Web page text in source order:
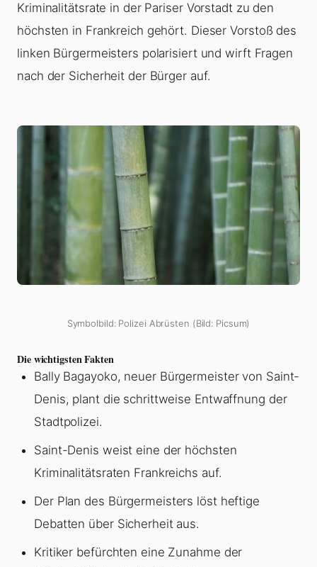
Kriminalitätsrate in der Pariser Vorstadt zu den
höchsten in Frankreich gehört. Dieser Vorstoß des
linken Bürgermeisters polarisiert und wirft Fragen
nach der Sicherheit der Bürger auf.
Symbolbild: Polizei Abrüsten (Bild: Picsum)
Die wichtigsten Fakten
Bally Bagayoko, neuer Bürgermeister von Saint-
Denis, plant die schrittweise Entwaffnung der
Stadtpolizei.
Saint-Denis weist eine der höchsten
Kriminalitätsraten Frankreichs auf.
Der Plan des Bürgermeisters löst heftige
Debatten über Sicherheit aus.
Kritiker befürchten eine Zunahme der